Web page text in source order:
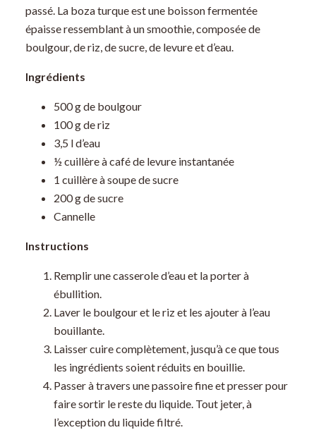
passé. La boza turque est une boisson fermentée
épaisse ressemblant à un smoothie, composée de
boulgour, de riz, de sucre, de levure et d’eau.
Ingrédients
500 g de boulgour
100 g de riz
3,5 l d’eau
½ cuillère à café de levure instantanée
1 cuillère à soupe de sucre
200 g de sucre
Cannelle
Instructions
Remplir une casserole d’eau et la porter à
ébullition.
Laver le boulgour et le riz et les ajouter à l’eau
bouillante.
Laisser cuire complètement, jusqu’à ce que tous
les ingrédients soient réduits en bouillie.
Passer à travers une passoire fine et presser pour
faire sortir le reste du liquide. Tout jeter, à
l’exception du liquide filtré.